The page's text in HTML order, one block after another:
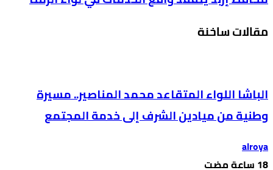
مقالات ساخنة
الباشا اللواء المتقاعد محمد المناصير.. مسيرة
وطنية من ميادين الشرف إلى خدمة المجتمع
alroya